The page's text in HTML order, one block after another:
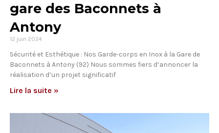
gare des Baconnets à
Antony
12 juin 2024
Sécurité et Esthétique : Nos Garde-corps en Inox à la Gare de
Baconnets à Antony (92) Nous sommes fiers d’annoncer la
réalisation d’un projet significatif
Lire la suite »